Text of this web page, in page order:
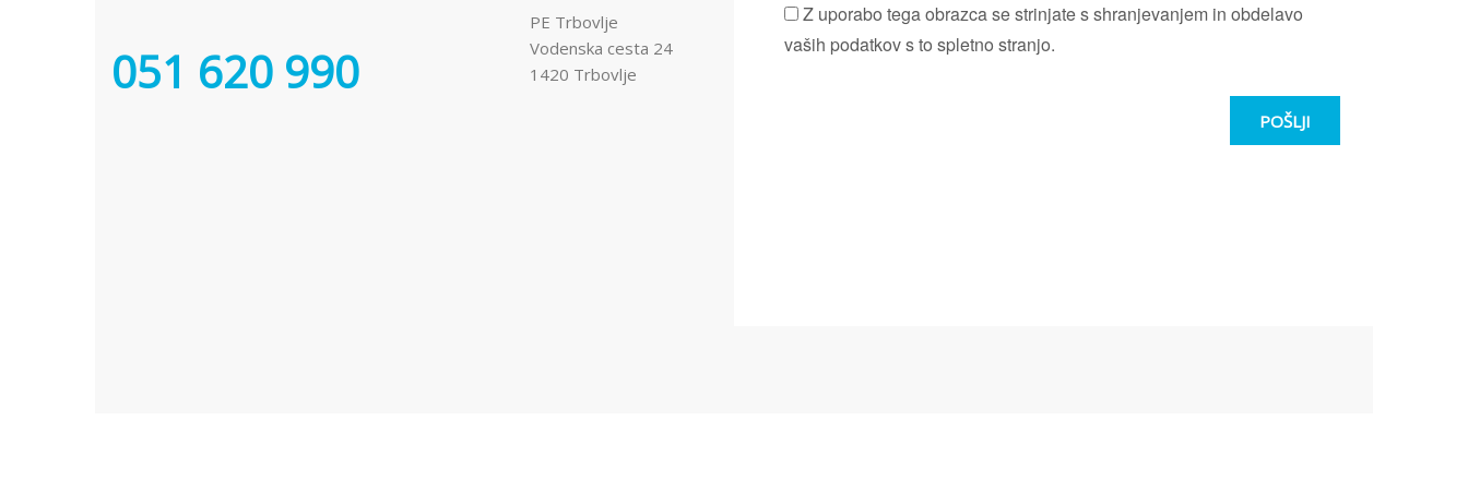
051 620 990
PE Trbovlje
Vodenska cesta 24
1420 Trbovlje
Z uporabo tega obrazca se strinjate s shranjevanjem in obdelavo
vaših podatkov s to spletno stranjo.